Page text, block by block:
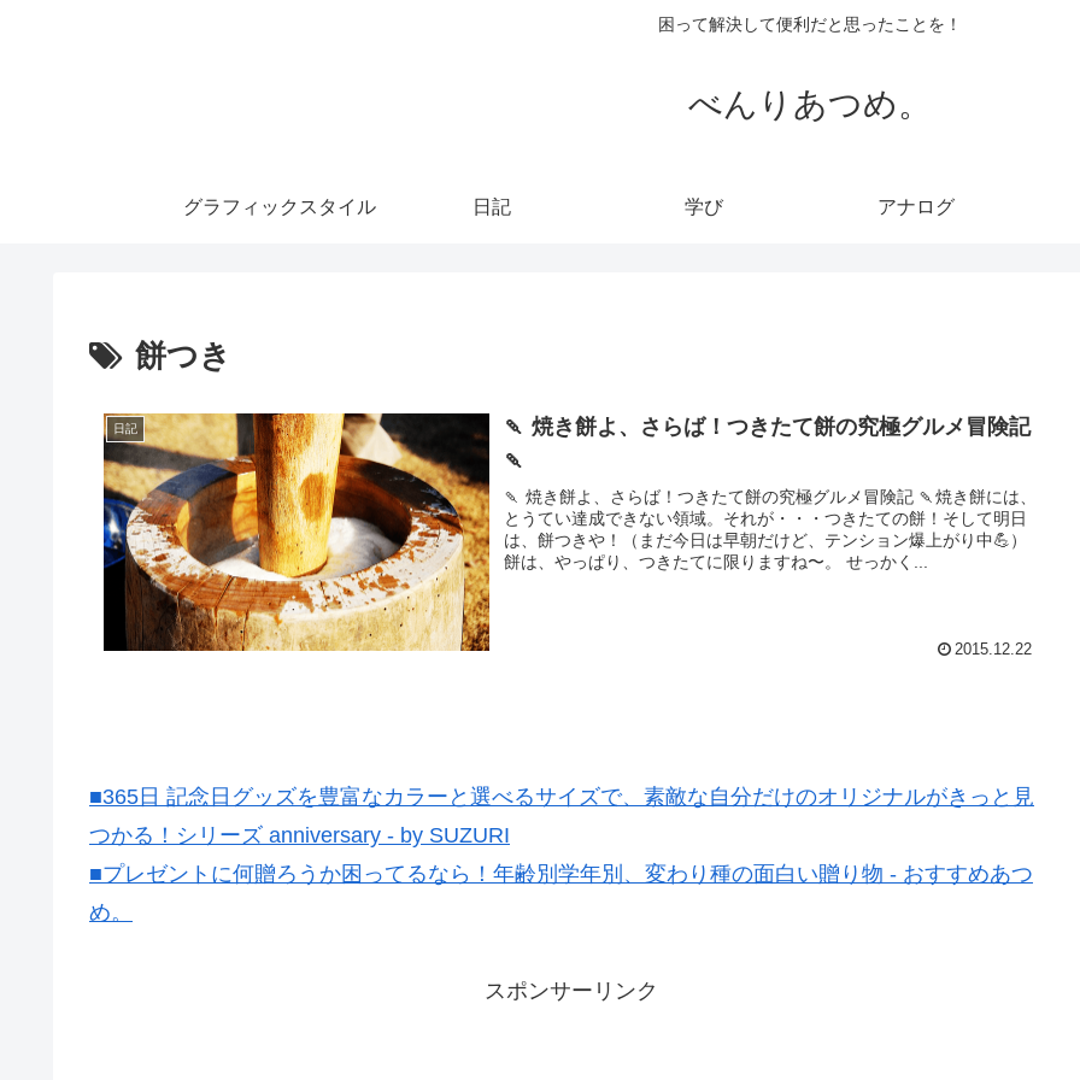
困って解決して便利だと思ったことを！
べんりあつめ。
グラフィックスタイル 日記 学び アナログ
餅つき
日記
🍡 焼き餅よ、さらば！つきたて餅の究極グルメ冒険記
🍡
🍡 焼き餅よ、さらば！つきたて餅の究極グルメ冒険記 🍡焼き餅には、
とうてい達成できない領域。それが・・・つきたての餅！そして明日
は、餅つきや！（まだ今日は早朝だけど、テンション爆上がり中💪）
餅は、やっぱり、つきたてに限りますね〜。 せっかく...
2015.12.22
■365日 記念日グッズを豊富なカラーと選べるサイズで、素敵な自分だけのオリジナルがきっと見
つかる！シリーズ anniversary - by SUZURI
■プレゼントに何贈ろうか困ってるなら！年齢別学年別、変わり種の面白い贈り物 - おすすめあつ
め。
スポンサーリンク